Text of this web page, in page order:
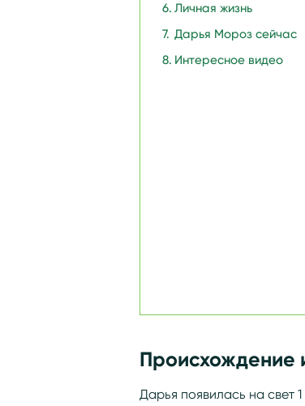
Личная жизнь
Дарья Мороз сейчас
Интересное видео
Происхождение
Дарья появилась на свет